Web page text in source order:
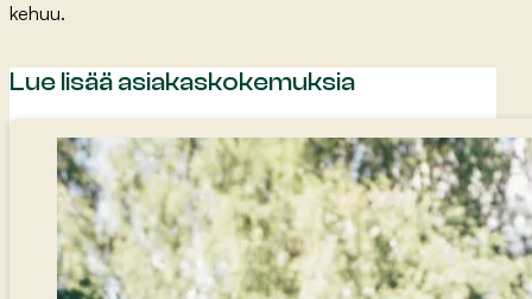
kehuu.
Lue lisää asiakaskokemuksia